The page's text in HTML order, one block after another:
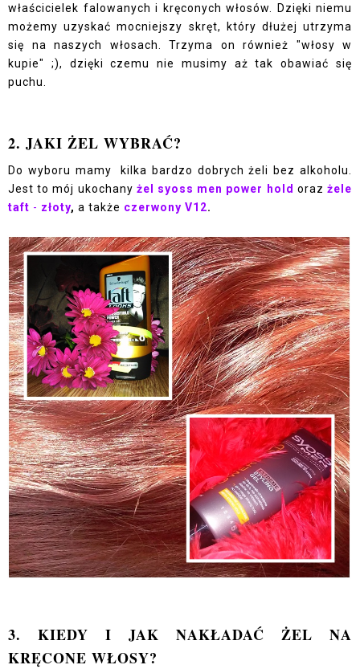
właścicielek falowanych i kręconych włosów. Dzięki niemu
możemy uzyskać mocniejszy skręt, który dłużej utrzyma
się na naszych włosach. Trzyma on również "włosy w
kupie" ;), dzięki czemu nie musimy aż tak obawiać się
puchu.
2. JAKI ŻEL WYBRAĆ?
Do wyboru mamy kilka bardzo dobrych żeli bez alkoholu.
Jest to mój ukochany żel syoss men power hold orazżele
taft - złoty, a także czerwony V12.
3. KIEDY I JAK NAKŁADAĆ ŻEL NA
KRĘCONE WŁOSY?